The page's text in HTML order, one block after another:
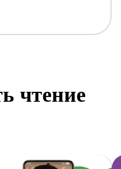
чтение